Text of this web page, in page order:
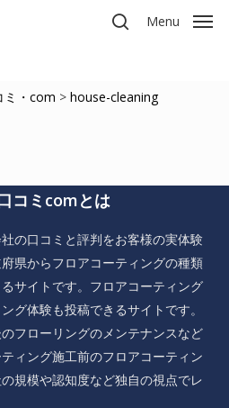
Menu
ミ・com > house-cleaning
コミcomとは
の口コミと評判をお客様の実体験
県からフロアコーティングの種類
サイトです。フロアコーティング
グ体験も投稿できるサイトです。
フローリングのメンテナンスなど
ィング施工前のフロアコーティン
規模や認知度など独自の視点でレ